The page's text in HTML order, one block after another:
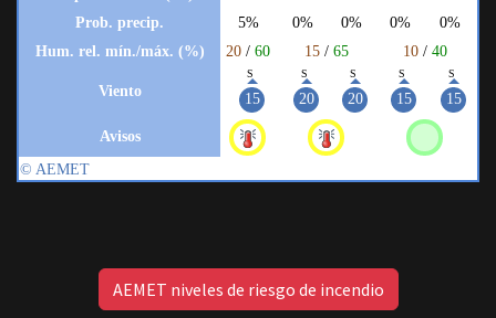
AEMET niveles de riesgo de incendio